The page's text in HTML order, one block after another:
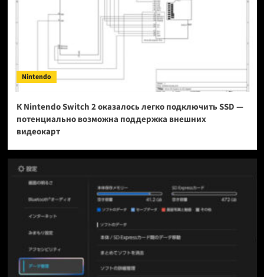
Nintendo
К Nintendo Switch 2 оказалось легко подключить SSD —
потенциально возможна поддержка внешних
видеокарт